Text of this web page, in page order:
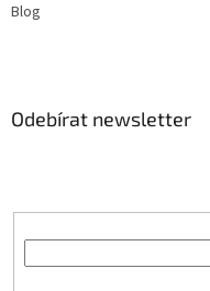
Blog
Odebírat newsletter